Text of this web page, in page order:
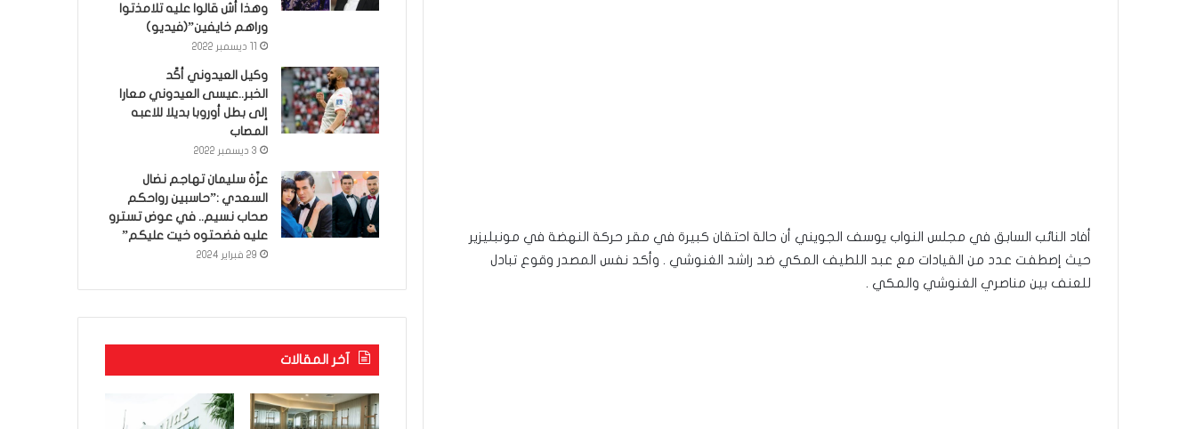
أفاد النائب السابق في مجلس النواب يوسف الجويني أن حالة احتقان كبيرة في مقر حركة النهضة في مونبليزير
حيث إصطفت عدد من القيادات مع عبد اللطيف المكي ضد راشد الغنوشي . وأكد نفس المصدر وقوع تبادل
للعنف بين مناصري الغنوشي والمكي .
وهذا أش قالوا عليه تلامذتوا
وراهم خايفين”(فيديو)
وكيل العيدوني أكّد
الخبر..عيسى العيدوني معارا
إلى بطل أوروبا بديلا للاعبه
المصاب
3 ديسمبر 2022
عزّة سليمان تهاجم نضال
السعدي :”حاسبين رواحكم
صحاب نسيم.. في عوض تسترو
عليه فضحتوه خيت عليكم”
29 فبراير 2024
آخر المقالات